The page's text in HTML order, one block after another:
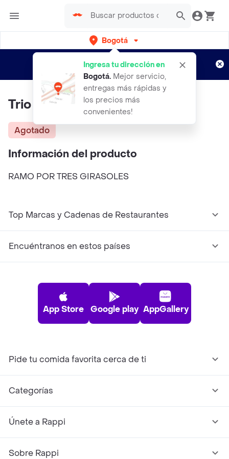
Bogotá
Ingresa tu dirección en
Bogotá. Mejor servicio,
entregas más rápidas y
los precios más
convenientes!
envíos gratis por semanas
Aplican TyC
Trio De Girasol
Agotado
Información del producto
RAMO POR TRES GIRASOLES
Top Marcas y Cadenas de Restaurantes
Encuéntranos en estos países
App Store Google play AppGallery
Pide tu comida favorita cerca de ti
Categorías
Únete a Rappi
Sobre Rappi